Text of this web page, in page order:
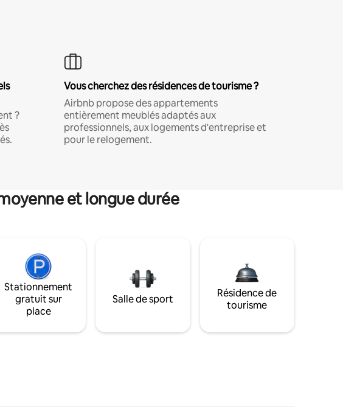
?
Vous cherchez des résidences de tourisme ?
Airbnb propose des appartements
entièrement meublés adaptés aux
professionnels, aux logements d'entreprise et
pour le relogement.
et longue durée
Stationnement
gratuit sur
place
Salle de sport
Résidence de
tourisme